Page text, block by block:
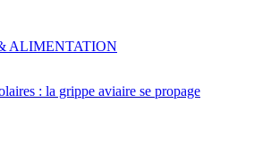
: la grippe aviaire se propage
ALIMENTATION